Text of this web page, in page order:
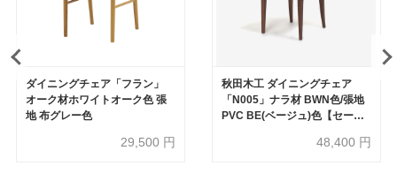
ダイニングチェア「フラン」
オーク材ホワイトオーク色 張
地 布グレー色
29,500 円
秋田木工 ダイニングチェア
「N005」ナラ材 BWN色/張地
PVC BE(ベージュ)色【セール
48,400 円